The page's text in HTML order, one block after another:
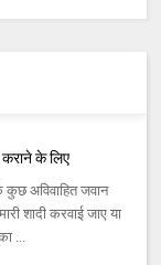
के लिए
अविवाहित जवान
शादी करवाई जाए या
...